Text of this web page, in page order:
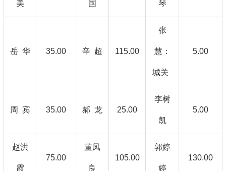
美 国 琴
岳 华 35.00 辛 超 115.00
张
慧：
城关
5.00
周 宾 35.00 郝 龙 25.00
李树
凯
5.00
赵洪
霞
75.00
董凤
良
105.00
郭婷
婷
130.00